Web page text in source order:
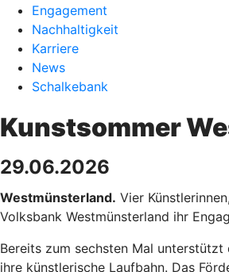
Engagement
Nachhaltigkeit
Karriere
News
Schalkebank
Kunstsommer
29.06.2026
Westmünsterland. Vier
Volksbank Westmünsterland ihr
Bereits zum sechsten Mal
ihre künstlerische Laufbahn. Das